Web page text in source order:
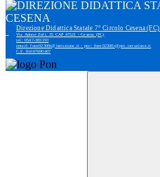
Direzione Didattica Statale 7° Circolo Cesena (FC)
Via Adone Zoli, 35 CAP 47521 - Cesena (FC)
tel: 0547-383193
email: foee02300r@istruzione.it - pec: foee02300r@pec.istruzione.it
C.F. 81007690407